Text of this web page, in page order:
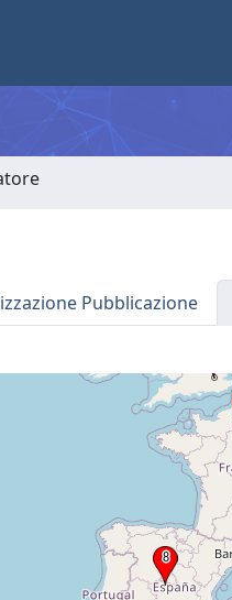
Pubblicazione